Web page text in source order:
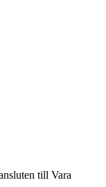
till Vara